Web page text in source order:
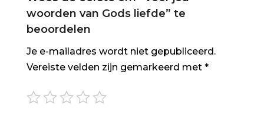
woorden van Gods liefde” te
beoordelen
Je e-mailadres wordt niet gepubliceerd.
Vereiste velden zijn gemarkeerd met *